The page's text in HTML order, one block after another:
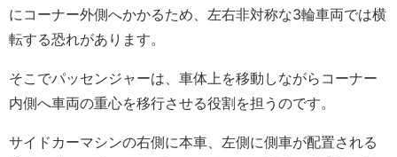
にコーナー外側へかかるため、左右非対称な3輪車両では横
転する恐れがあります。
そこでパッセンジャーは、車体上を移動しながらコーナー
内側へ車両の重心を移行させる役割を担うのです。
サイドカーマシンの右側に本車、左側に側車が配置される